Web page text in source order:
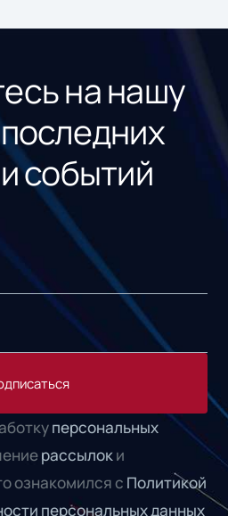
на нашу
событий
персональных
рассылоки
ознакомился с Политикой
персональных данных